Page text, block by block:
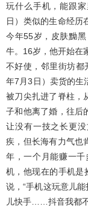
玩什么手机，能跟
日）类似的生命经历
今年55岁，皮肤黝
牛。16岁，他开始在
不好使，邻里街坊都
年7月3日）卖货的生
被刀尖扎进了脊柱，
子和他离了婚，往后
让没有一技之长更
疾，但长海有力气也
年，一个月能赚一
机，他现在的手机是
说，“手机这玩意儿
儿快手……抖音我都不